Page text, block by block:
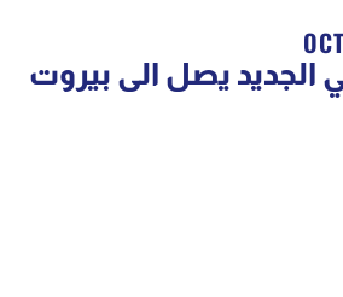
الجديد يصل الى بيروت